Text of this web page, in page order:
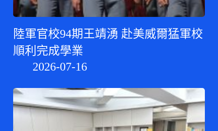
陸軍官校94期王靖湧 赴美威爾猛軍校
順利完成學業
2026-07-16